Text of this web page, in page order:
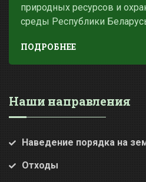
природных ресурсов и
среды Республики
ПОДРОБНЕЕ
Наши направления
Наведение порядка на
Отходы